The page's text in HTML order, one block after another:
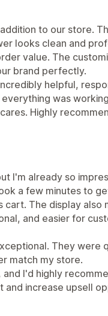
to our store.
looks clean and
value. The
brand perfectly.
helpful,
was
Highly
I'm already so
a few minutes to
The display also
and easier for
They were
match my store.
I'd highly
increase upsell